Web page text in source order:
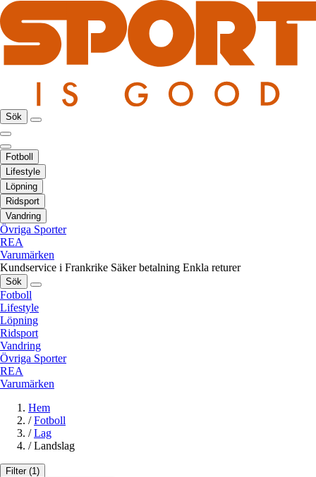
Sök
Fotboll
Lifestyle
Löpning
Ridsport
Vandring
Övriga Sporter
REA
Varumärken
Kundservice i Frankrike Säker betalning Enkla returer
Sök
Fotboll
Lifestyle
Löpning
Ridsport
Vandring
Övriga Sporter
REA
Varumärken
Hem
/ Fotboll
/ Lag
/ Landslag
Filter (1)